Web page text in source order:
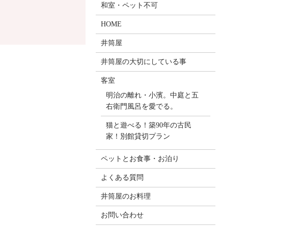
和室・ペット不可
HOME
井筒屋
井筒屋の大切にしている事
客室
明治の離れ・小濱。中庭と五
右衛門風呂を愛でる。
猫と遊べる！築90年の古民
家！別館貸切プラン
ペットとお食事・お泊り
よくある質問
井筒屋のお料理
お問い合わせ